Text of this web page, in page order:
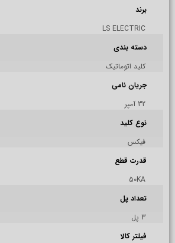
برند
LS ELECTRIC
دسته بندی
کلید اتوماتیک
جریان نامی
32 آمپر
نوع کلید
فیکس
قدرت قطع
50KA
تعداد پل
3 پل
فیلتر کالا